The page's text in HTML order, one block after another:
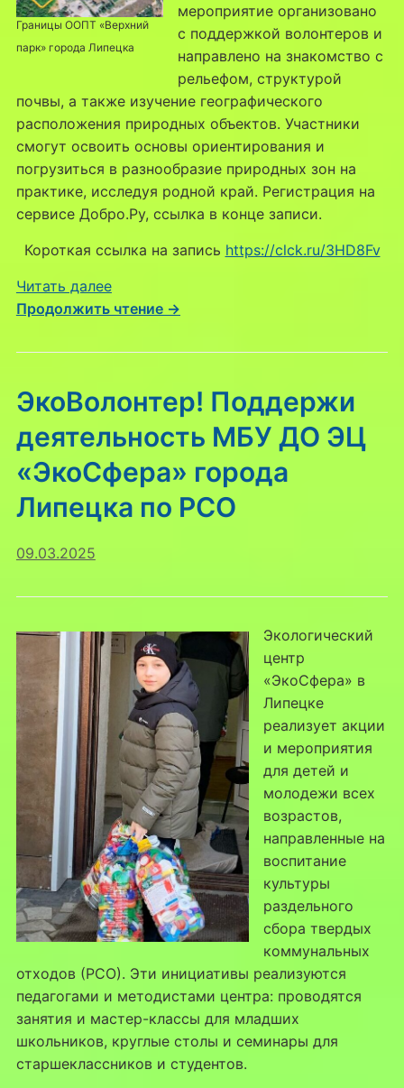
Границы ООПТ «Верхний
парк» города Липецка
мероприятие организовано
с поддержкой волонтеров и
направлено на знакомство с
рельефом, структурой
почвы, а также изучение географического
расположения природных объектов. Участники
смогут освоить основы ориентирования и
погрузиться в разнообразие природных зон на
практике, исследуя родной край. Регистрация на
сервисе Добро.Ру, ссылка в конце записи.
Короткая ссылка на запись https://clck.ru/3HD8Fv
Читать далее:
Загадки
Экскурсия
Верхний
Липецка
с
ЭкоСферой
Продолжить чтение →
ЭкоВолонтер! Поддержи
деятельность МБУ ДО ЭЦ
«ЭкоСфера» города
Липецка по РСО
09.03.2025
Экологический
центр
«ЭкоСфера» в
Липецке
реализует акции
и мероприятия
для детей и
молодежи всех
возрастов,
направленные на
воспитание
культуры
раздельного
сбора твердых
коммунальных
отходов (РСО). Эти инициативы реализуются
педагогами и методистами центра: проводятся
занятия и мастер-классы для младших
школьников, круглые столы и семинары для
старшеклассников и студентов.